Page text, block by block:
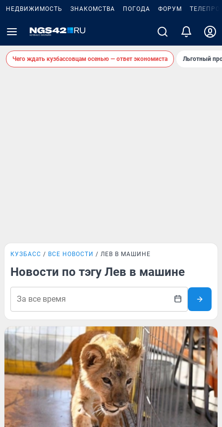
НЕДВИЖИМОСТЬ ЗНАКОМСТВА ПОГОДА ФОРУМ
Чего ждать кузбассовцам осенью — ответ экономиста Льготный
КУЗБАСС ВСЕ НОВОСТИ ЛЕВ В МАШИНЕ
Новости по тэгу Лев в машине